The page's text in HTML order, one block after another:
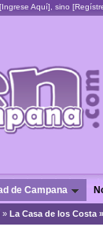
Ingrese Aquí], sino [
de Campana
» La Casa de los Costa »